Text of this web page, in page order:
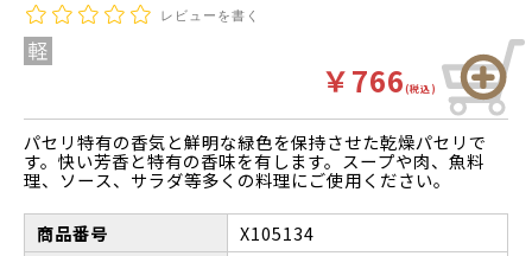
レビューを書く
￥766(税込)
パセリ特有の香気と鮮明な緑色を保持させた乾燥パセリで
す。快い芳香と特有の香味を有します。スープや肉、魚料
理、ソース、サラダ等多くの料理にご使用ください。
商品番号
X105134